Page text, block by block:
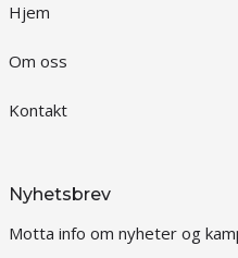
Hjem
Om oss
Kontakt
Nyhetsbrev
Motta info om nyheter og